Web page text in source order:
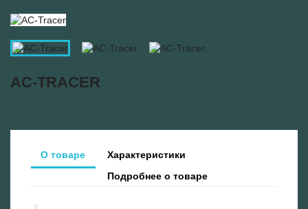
AC-TRACER
О товаре
Характеристики
Подробнее о товаре